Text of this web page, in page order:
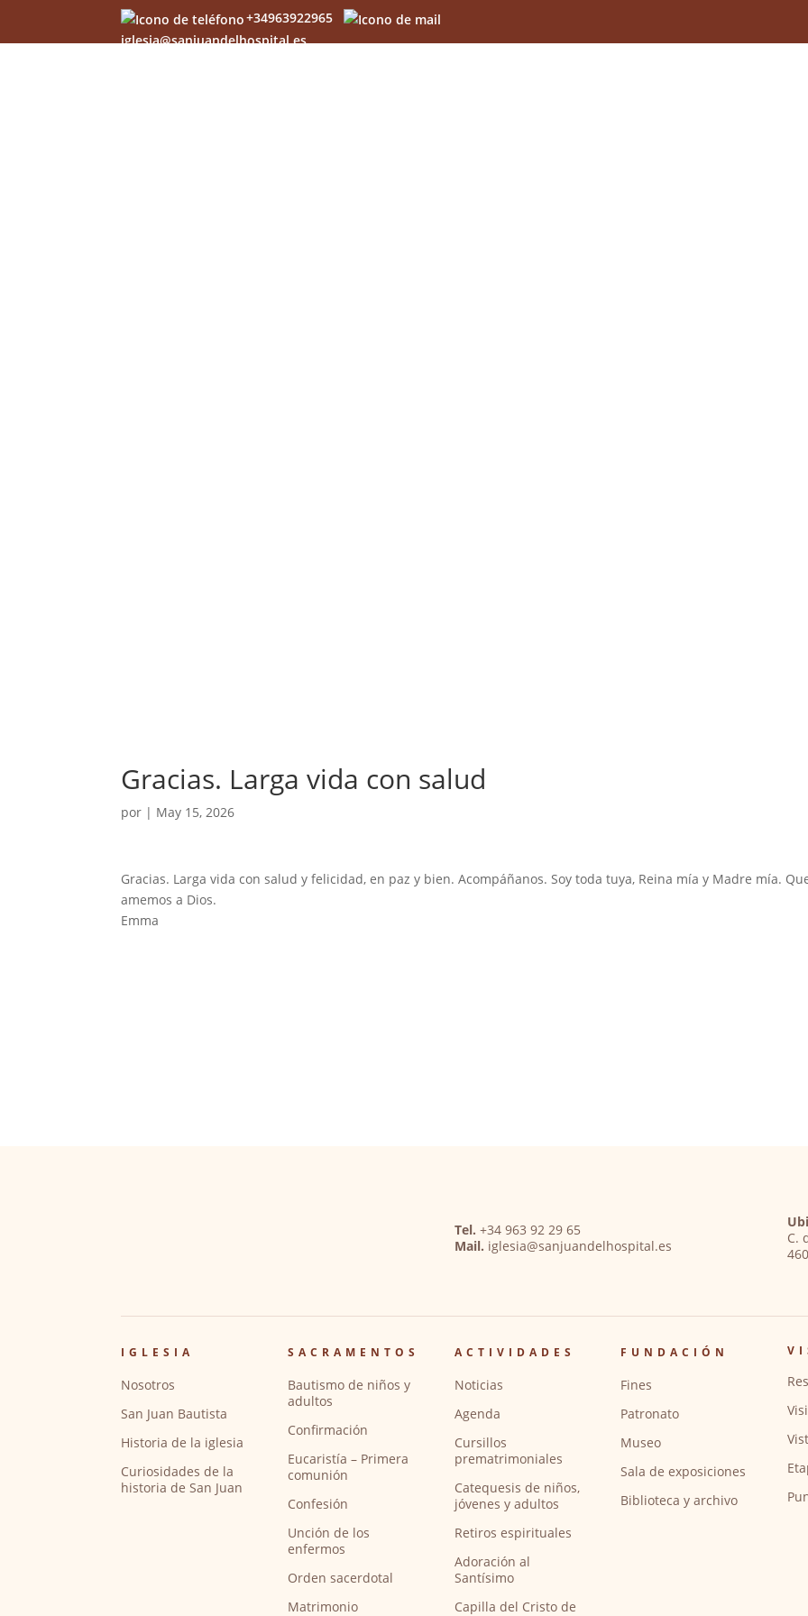
+34963922965
iglesia@sanjuandelhospital.es
Gracias. Larga vida con salud
por | May 15, 2026
Gracias. Larga vida con salud y felicidad, en paz y bien. Acompáñanos. Soy toda tuya, Reina mía y Madre mía.
amemos a Dios.
Emma
Tel. +34 963 92 29 65
Mail. iglesia@sanjuandelhospital.es
C.
IGLESIA
Nosotros
San Juan Bautista
Historia de la iglesia
Curiosidades de la
historia de San Juan
SACRAMENTOS
Bautismo de niños y
adultos
Confirmación
Eucaristía – Primera
comunión
Confesión
Unción de los
enfermos
Orden sacerdotal
Matrimonio
ACTIVIDADES
Noticias
Agenda
Cursillos
prematrimoniales
Catequesis de niños,
jóvenes y adultos
Retiros espirituales
Adoración al
Santísimo
Capilla del Cristo de
FUNDACIÓN
Fines
Patronato
Museo
Sala de exposiciones
Biblioteca y archivo